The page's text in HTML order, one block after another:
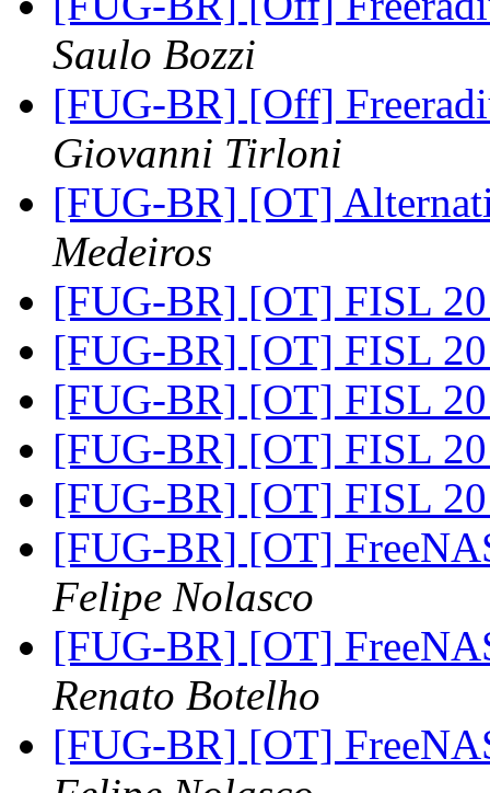
Saulo Bozzi
[FUG-BR] [Off]
Giovanni Tirloni
[FUG-BR] [OT]
Medeiros
[FUG-BR] [OT] FISL
[FUG-BR] [OT] FISL
[FUG-BR] [OT] FISL
[FUG-BR] [OT] FISL
[FUG-BR] [OT] FISL
[FUG-BR] [OT]
Felipe Nolasco
[FUG-BR] [OT]
Renato Botelho
[FUG-BR] [OT]